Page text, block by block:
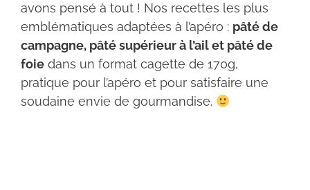
avons pensé à tout ! Nos recettes les plus
emblématiques adaptées à l’apéro : pâté de
campagne, pâté supérieur à l’ail et pâté de
foie dans un format cagette de 170g,
pratique pour l’apéro et pour satisfaire une
soudaine envie de gourmandise.